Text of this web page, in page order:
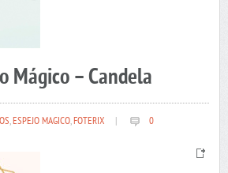
Mágico – Candela
,ESPEJO MAGICO,FOTERIX 0